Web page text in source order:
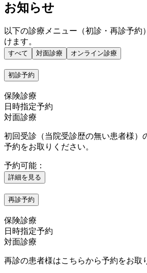
お知らせ
以下の診療メニュー（初診・再診予約
けます。
すべて 対面診療 オンライン診療
初診予約
保険診療
日時指定予約
対面診療
初回受診（当院受診歴の無い患者様）
予約をお取りください。
予約可能：
詳細を見る
再診予約
保険診療
日時指定予約
対面診療
再診の患者様はこちらから予約をお取